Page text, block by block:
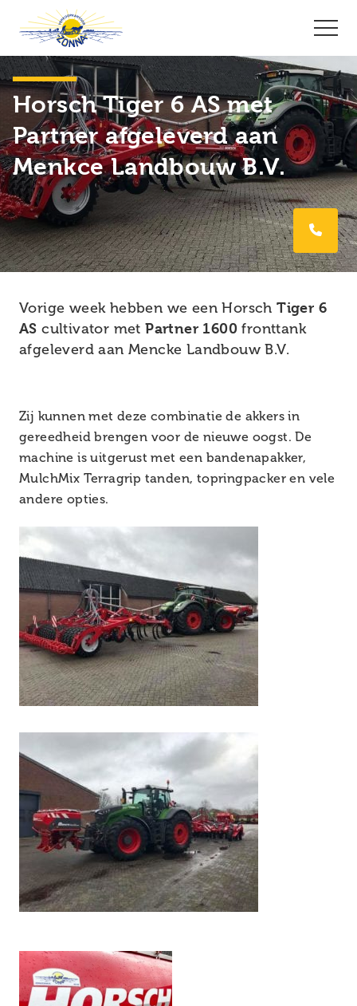
Horsch Tiger 6 AS met
Partner afgeleverd aan
Menkce Landbouw B.V.
Vorige week hebben we een HorschTiger 6
AS cultivator metPartner 1600 fronttank
afgeleverd aan Mencke Landbouw B.V.
Zij kunnen met deze combinatie de akkers in
gereedheid brengen voor de nieuwe oogst. De
machine is uitgerust met een bandenapakker,
MulchMix Terragrip tanden, topringpacker en vele
andere opties.